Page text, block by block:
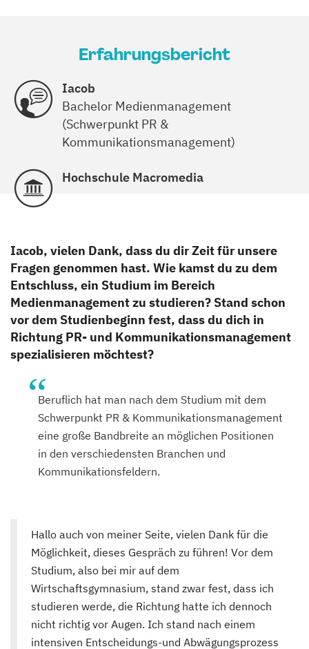
Erfahrungsbericht
Iacob
Bachelor Medienmanagement
(Schwerpunkt PR &
Kommunikationsmanagement)
Hochschule Macromedia
Iacob, vielen Dank, dass du dir Zeit für unsere
Fragen genommen hast. Wie kamst du zu dem
Entschluss, ein Studium im Bereich
Medienmanagement zu studieren? Stand schon
vor dem Studienbeginn fest, dass du dich in
Richtung PR- und Kommunikationsmanagement
spezialisieren möchtest?
Beruflich hat man nach dem Studium mit dem
Schwerpunkt PR & Kommunikationsmanagement
eine große Bandbreite an möglichen Positionen
in den verschiedensten Branchen und
Kommunikationsfeldern.
Hallo auch von meiner Seite, vielen Dank für die
Möglichkeit, dieses Gespräch zu führen! Vor dem
Studium, also bei mir auf dem
Wirtschaftsgymnasium, stand zwar fest, dass ich
studieren werde, die Richtung hatte ich dennoch
nicht richtig vor Augen. Ich stand nach einem
intensiven Entscheidungs-und Abwägungsprozess